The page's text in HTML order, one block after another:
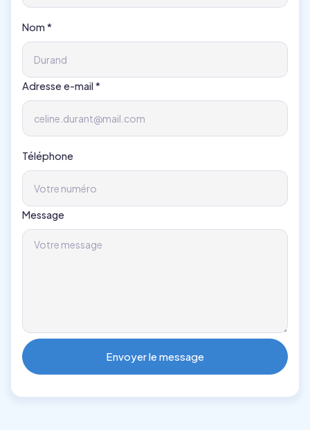
Nom *
Adresse e-mail *
Téléphone
Message